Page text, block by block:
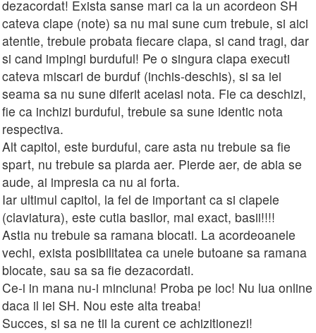
dezacordat! Exista sanse mari ca la un acordeon SH
cateva clape (note) sa nu mai sune cum trebuie, si aici
atentie, trebuie probata fiecare clapa, si cand tragi, dar
si cand impingi burduful! Pe o singura clapa executi
cateva miscari de burduf (inchis-deschis), si sa iei
seama sa nu sune diferit aceiasi nota. Fie ca deschizi,
fie ca inchizi burduful, trebuie sa sune identic nota
respectiva.
Alt capitol, este burduful, care asta nu trebuie sa fie
spart, nu trebuie sa piarda aer. Pierde aer, de abia se
aude, ai impresia ca nu ai forta.
Iar ultimul capitol, la fel de important ca si clapele
(claviatura), este cutia basilor, mai exact, basii!!!!
Astia nu trebuie sa ramana blocati. La acordeoanele
vechi, exista posibilitatea ca unele butoane sa ramana
blocate, sau sa sa fie dezacordati.
Ce-i in mana nu-i minciuna! Proba pe loc! Nu lua online
daca il iei SH. Nou este alta treaba!
Succes, si sa ne tii la curent ce achizitionezi!